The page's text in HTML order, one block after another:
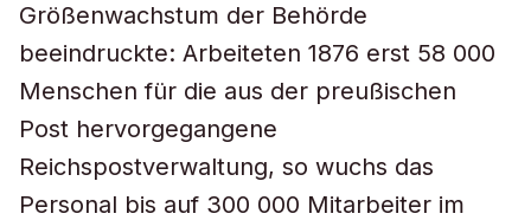
Größenwachstum der Behörde
beeindruckte: Arbeiteten 1876 erst 58 000
Menschen für die aus der preußischen
Post hervorgegangene
Reichspostverwaltung, so wuchs das
Personal bis auf 300 000 Mitarbeiter im